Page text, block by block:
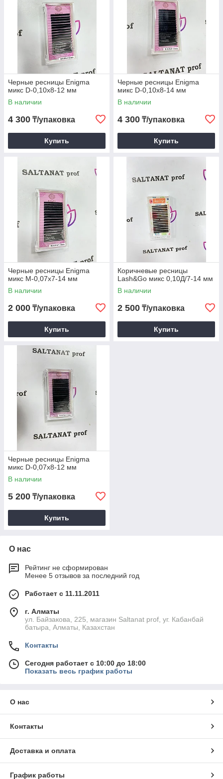
Черные ресницы Enigma
микс D-0,10х8-12 мм
В наличии
4 300 ₸/упаковка
Купить
Черные ресницы Enigma
микс D-0,10х8-14 мм
В наличии
4 300 ₸/упаковка
Купить
Черные ресницы Enigma
микс М-0,07х7-14 мм
В наличии
2 000 ₸/упаковка
Купить
Коричневые ресницы
Lash&Go микс 0,10Д/7-14 мм
В наличии
2 500 ₸/упаковка
Купить
Черные ресницы Enigma
микс D-0,07х8-12 мм
В наличии
5 200 ₸/упаковка
Купить
О нас
Рейтинг не сформирован
Менее 5 отзывов за последний год
Работает с 11.11.2011
г. Алматы
ул. Байзакова, 225, магазин Saltanat prof, уг. Кабанбай
батыра, Алматы, Казахстан
Контакты
Сегодня работает с 10:00 до 18:00
Показать весь график работы
О нас
Контакты
Доставка и оплата
График работы